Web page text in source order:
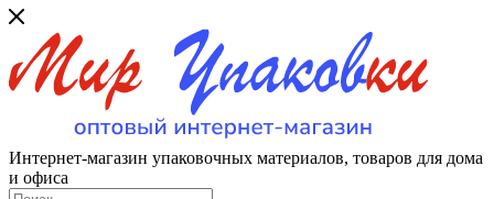
Интернет-магазин упаковочных материалов, товаров для дома
и офиса